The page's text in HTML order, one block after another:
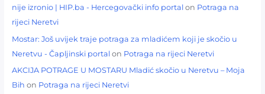
nije izronio | HIP.ba - Hercegovački info portal on Potraga na
rijeci Neretvi
Mostar: Još uvijek traje potraga za mladićem koji je skočio u
Neretvu - Čapljinski portalon Potraga na rijeci Neretvi
AKCIJA POTRAGE U MOSTARU Mladić skočio u Neretvu – Moja
Bih on Potraga na rijeci Neretvi